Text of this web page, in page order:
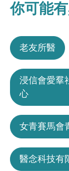
你可能
老友所醫
浸信會愛羣
心
女青賽馬會
醫念科技有